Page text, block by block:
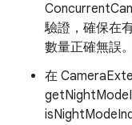
驗證，確保在
數量正確無誤
在